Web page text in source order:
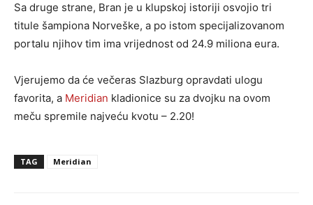
Sa druge strane, Bran je u klupskoj istoriji osvojio tri
titule šampiona Norveške, a po istom specijalizovanom
portalu njihov tim ima vrijednost od 24.9 miliona eura.
Vjerujemo da će večeras Slazburg opravdati ulogu
favorita, a Meridian kladionice su za dvojku na ovom
meču spremile najveću kvotu – 2.20!
TAG Meridian